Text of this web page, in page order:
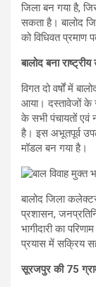
जिला बन गया है,
सकता है। बालोद
को विधिवत प्रमाण
बालोद बना
विगत दो वर्षों में
आया। दस्तावेजों के
के सभी पंचायतों एवं
है। इस अभूतपूर्व
मॉडल बन गया है।
बालोद जिला
प्रशासन,
भागीदारी का
प्रयास में सक्रिय
सूरजपुर की 75